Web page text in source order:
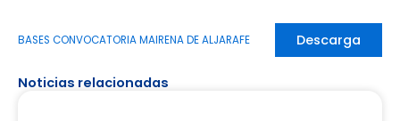
BASES CONVOCATORIA MAIRENA DE ALJARAFE Descarga
Noticias relacionadas